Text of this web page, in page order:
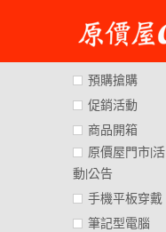
content
預購搶購
促銷活動
商品開箱
原價屋門市|活
動|公告
手機平板穿戴
筆記型電腦